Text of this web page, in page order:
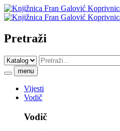
Pretraži
menu
Vijesti
Vodič
Vodič